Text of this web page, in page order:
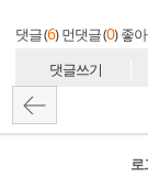
댓글 (6) 먼댓글 (0) 좋
댓글쓰기
로